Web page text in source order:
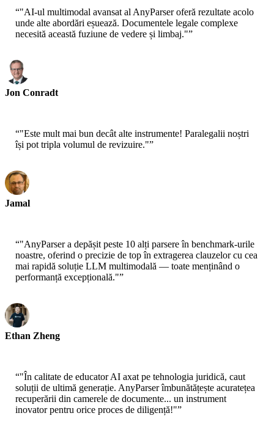
“"AI-ul multimodal avansat al AnyParser oferă rezultate acolo
unde alte abordări eșuează. Documentele legale complexe
necesită această fuziune de vedere și limbaj."”
Jon Conradt
“"Este mult mai bun decât alte instrumente! Paralegalii noștri
își pot tripla volumul de revizuire."”
Jamal
“"AnyParser a depășit peste 10 alți parsere în benchmark-urile
noastre, oferind o precizie de top în extragerea clauzelor cu cea
mai rapidă soluție LLM multimodală — toate menținând o
performanță excepțională."”
Ethan Zheng
“"În calitate de educator AI axat pe tehnologia juridică, caut
soluții de ultimă generație. AnyParser îmbunătățește acuratețea
recuperării din camerele de documente... un instrument
inovator pentru orice proces de diligență!"”